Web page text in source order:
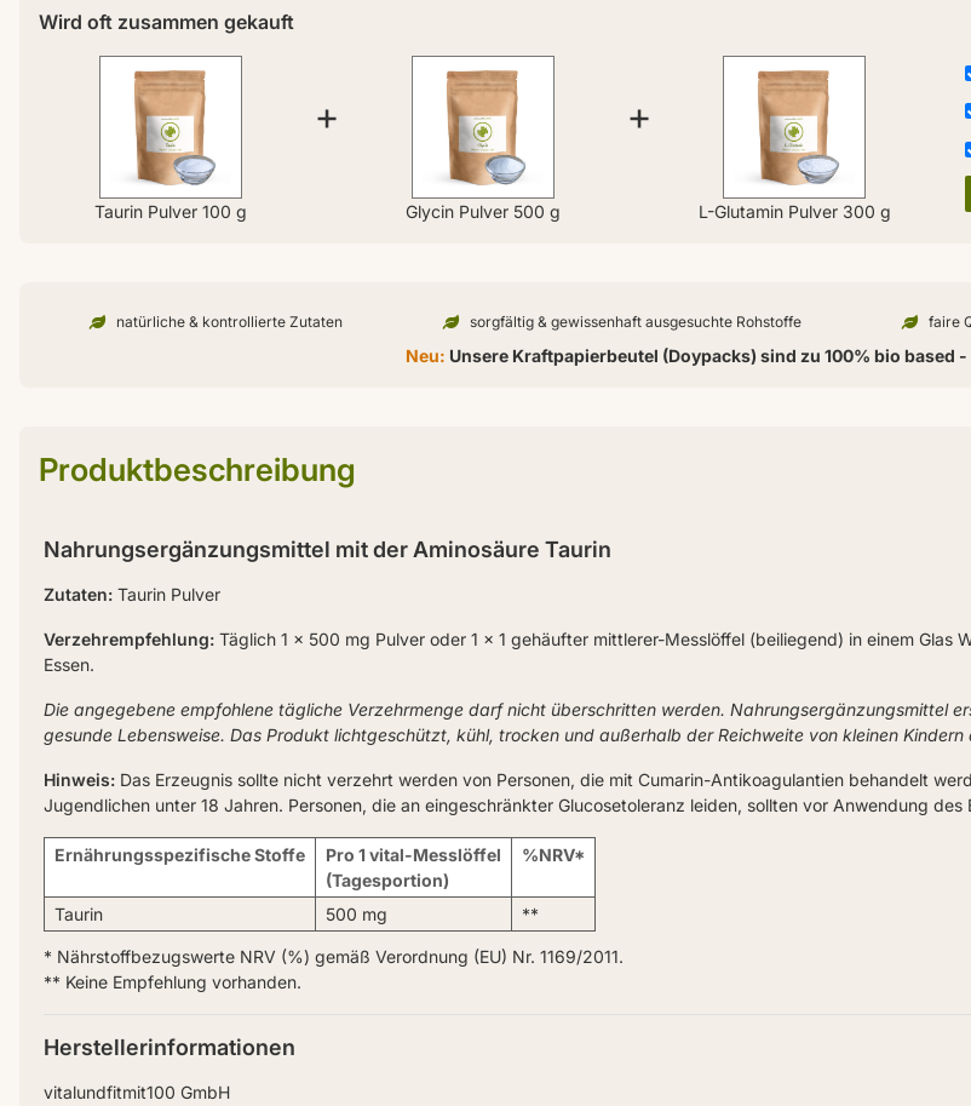
Wird oft zusammen gekauft
Taurin Pulver 100 g
+
Glycin Pulver 500 g
+
L-Glutamin Pulver 300 g
natürliche & kontrollierte Zutaten sorgfältig & gewissenhaft ausgesuchte Rohstoffe faire
Neu: Unsere Kraftpapierbeutel (Doypacks) sind zu 100% bio based
Produktbeschreibung
Nahrungsergänzungsmittel mit der Aminosäure Taurin
Zutaten: Taurin Pulver
Verzehrempfehlung: Täglich 1 x 500 mg Pulver oder 1 x 1 gehäufter mittlerer-Messlöffel (beiliegend) in einem
Essen.
Die angegebene empfohlene tägliche Verzehrmenge darf nicht überschritten werden. Nahrungsergänzungsmittel
gesunde Lebensweise. Das Produkt lichtgeschützt, kühl, trocken und außerhalb der Reichweite von kleinen Kindern
Hinweis: Das Erzeugnis sollte nicht verzehrt werden von Personen, die mit Cumarin-Antikoagulantien behandelt
Jugendlichen unter 18 Jahren. Personen, die an eingeschränkter Glucosetoleranz leiden, sollten vor Anwendung
Ernährungsspezifische Stoffe
Pro 1 vital-Messlöffel
(Tagesportion)
%NRV*
Taurin 500 mg **
* Nährstoffbezugswerte NRV (%) gemäß Verordnung (EU) Nr. 1169/2011.
** Keine Empfehlung vorhanden.
Herstellerinformationen
vitalundfitmit100 GmbH